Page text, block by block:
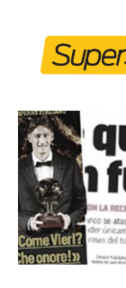
content